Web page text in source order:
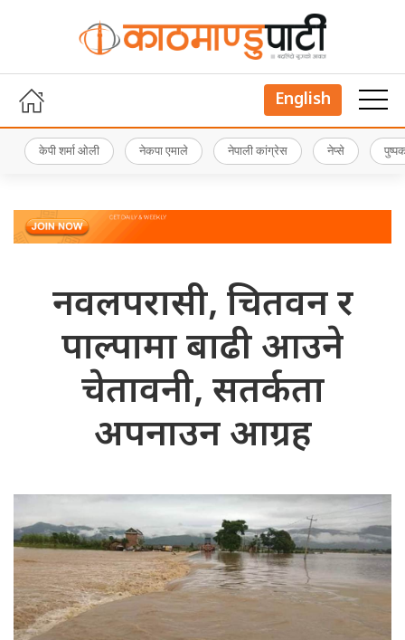
English
केपी शर्मा ओली नेकपा एमाले नेपाली कांग्रेस नेप्से
नवलपरासी, चितवन र
पाल्पामा बाढी आउने
चेतावनी, सतर्कता
अपनाउन आग्रह